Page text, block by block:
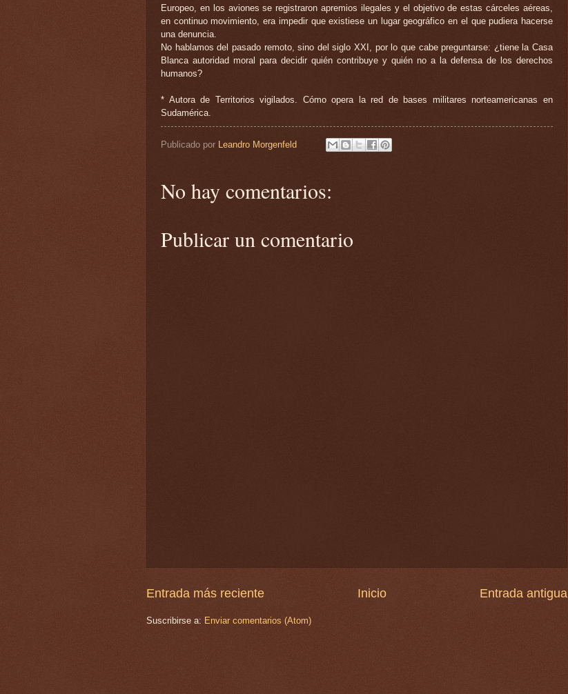
Europeo, en los aviones se registraron apremios ilegales y el objetivo de estas cárceles aéreas,
en continuo movimiento, era impedir que existiese un lugar geográfico en el que pudiera hacerse
una denuncia.
No hablamos del pasado remoto, sino del siglo XXI, por lo que cabe preguntarse: ¿tiene la Casa
Blanca autoridad moral para decidir quién contribuye y quién no a la defensa de los derechos
humanos?
* Autora de Territorios vigilados. Cómo opera la red de bases militares norteamericanas en
Sudamérica.
Publicado por Leandro Morgenfeld
No hay comentarios:
Publicar un comentario
Entrada más reciente Entrada antigua
Inicio
Suscribirse a: Enviar comentarios (Atom)